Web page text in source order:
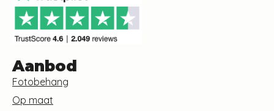
Aanbod
Fotobehang
Op maat